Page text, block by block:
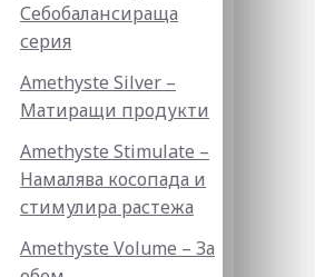
Себобалансираща
серия
Amethyste Silver –
Матиращи продукти
Amethyste Stimulate –
Намалява косопада и
стимулира растежа
Amethyste Volume – За